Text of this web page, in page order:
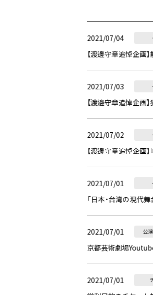
2021/07/04
【渡邊守章追悼企画
2021/07/03
【渡邊守章追悼企画
2021/07/02
【渡邊守章追悼企画
2021/07/01
「日本・台湾の現代
2021/07/01 公
京都芸術劇場
2021/07/01